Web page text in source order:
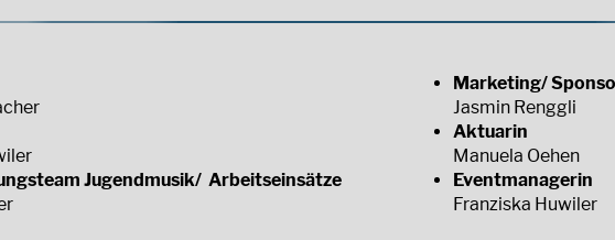
Jugendmusik/ Arbeitseinsätze
Marketing/
Jasmin Renggli
Aktuarin
Manuela Oehen
Eventmanagerin
Franziska Huwiler